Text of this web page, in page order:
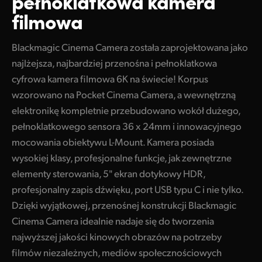
Specyfikacje
Finland
Germany
India
Italy
Japan
Korea
Mexico
Malaysia
filmowa
Blackmagic Cinema Camera została zaprojektowana jako
najlżejsza, najbardziej przenośna i pełnoklatkowa
cyfrowa kamera filmowa 6K na świecie! Korpus
wzorowano na Pocket Cinema Camera, a wewnętrzną
elektronikę kompletnie przebudowano wokół dużego,
pełnoklatkowego sensora 36 x 24mm i innowacyjnego
mocowania obiektywu L-Mount. Kamera posiada
wysokiej klasy, profesjonalne funkcje, jak zewnętrzne
elementy sterowania, 5" ekran dotykowy HDR,
profesjonalny zapis dźwięku, port USB typu C i nie tylko.
Dzięki wyjątkowej, przenośnej konstrukcji Blackmagic
Cinema Camera idealnie nadaje się do tworzenia
najwyższej jakości kinowych obrazów na potrzeby
filmów niezależnych, mediów społecznościowych